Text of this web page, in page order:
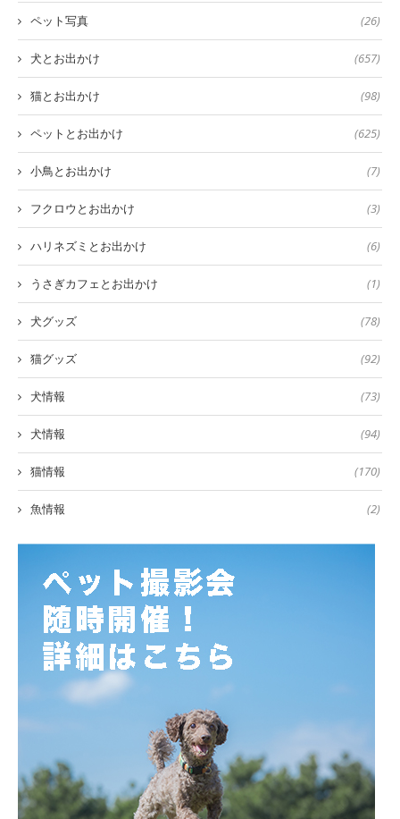
ペット写真 (26)
犬とお出かけ (657)
猫とお出かけ (98)
ペットとお出かけ (625)
小鳥とお出かけ (7)
フクロウとお出かけ (3)
ハリネズミとお出かけ (6)
うさぎカフェとお出かけ (1)
犬グッズ (78)
猫グッズ (92)
犬情報 (73)
犬情報 (94)
猫情報 (170)
魚情報 (2)